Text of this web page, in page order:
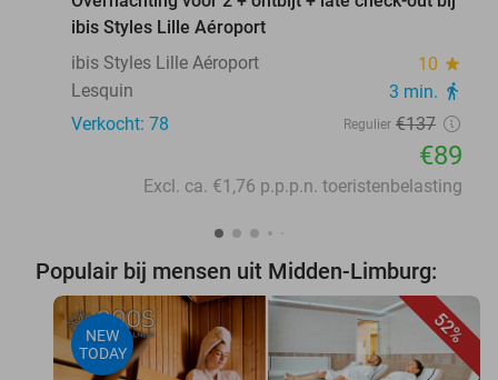
ibis Styles Lille Aéroport
ibis Styles Lille Aéroport
10 star
Lesquin 3 min. directions_walk
Verkocht: 78 Regulier €137
€89
Excl. ca. €1,76 p.p.p.n. toeristenbelasting
Populair bij mensen uit Midden-Limburg:
52%
NEW
TODAY